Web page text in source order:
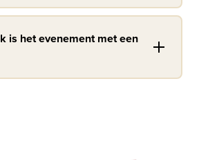
is het evenement met een